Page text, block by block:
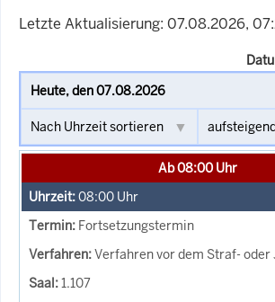
Letzte Aktualisierung: 07.08.2026,
Ab 08:00 Uhr
08:00 Uhr
Fortsetzungstermin
Verfahren vor dem Straf-
1.107